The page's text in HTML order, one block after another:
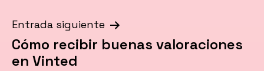
Entrada siguiente
Cómo recibir buenas valoraciones
en Vinted